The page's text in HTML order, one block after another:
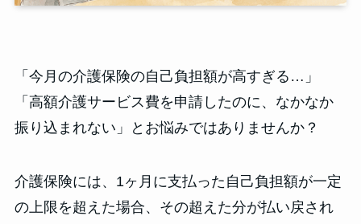
「今月の介護保険の自己負担額が高すぎる…」
「高額介護サービス費を申請したのに、なかなか
振り込まれない」とお悩みではありませんか？
介護保険には、1ヶ月に支払った自己負担額が一定
の上限を超えた場合、その超えた分が払い戻され